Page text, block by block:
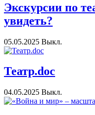
Экскурсии по
увидеть?
05.05.2025 Выкл.
Театр.doc
04.05.2025 Выкл.